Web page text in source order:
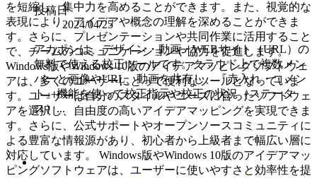
を短縮し、集中力を高めることができます。また、視覚的な
表現により、アイデアや概念の理解を深めることができま
す。さらに、プレゼンテーションや共同作業に活用すること
で、チームのコミュニケーションや協力を促進します。
Windows版やWindows 10版のアイデアマッピングソフトウェ
アは、多くのユーザーにとって便利なツールとなっていま
す。ユーザーは自分のスタイルやニーズに合ったソフトウェ
アを選択し、自由度の高いアイデアマッピングを実現できま
す。さらに、公式サポートやオープンソースコミュニティに
よる豊富な情報源があり、初心者から上級者まで幅広い層に
対応しています。 Windows版やWindows 10版のアイデアマッ
ピングソフトウェアは、ユーザーに使いやすさと効率性を提
投稿日
2024/04/25
アカポンは、デザイン・動画・WEBサイト（URL）の
無料で使える校正ツールです。クラウド上で複数メン
バーと画像やURL、動画を共有し、『赤入れ・コメン
ト』機能を使って校正指示や校正の状況（ステータ
ス）...